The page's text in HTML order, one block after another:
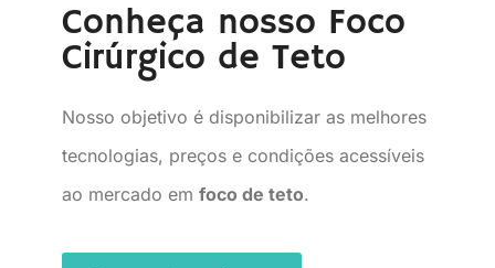
Conheça nosso Foco
Cirúrgico de Teto
Nosso objetivo é disponibilizar as melhores
tecnologias, preços e condições acessíveis
ao mercado em foco de teto.